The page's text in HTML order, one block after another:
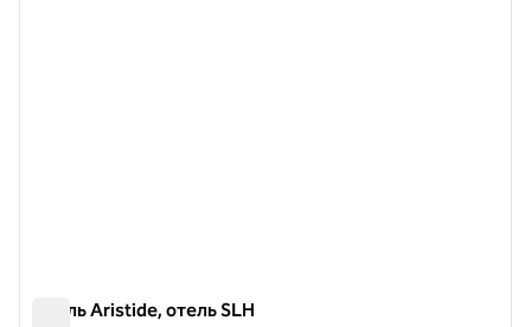
Отель Aristide, отель SLH